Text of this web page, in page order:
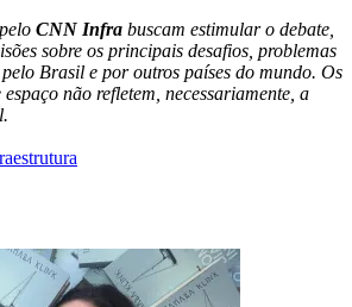
CNN Infra buscam estimular o debate,
sobre os principais desafios, problemas
Brasil e por outros países do mundo. Os
não refletem, necessariamente, a